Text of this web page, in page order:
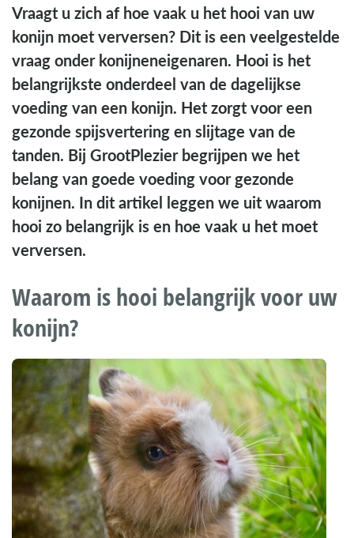
Vraagt u zich af hoe vaak u het hooi van uw
konijn moet verversen? Dit is een veelgestelde
vraag onder konijneneigenaren. Hooi is het
belangrijkste onderdeel van de dagelijkse
voeding van een konijn. Het zorgt voor een
gezonde spijsvertering en slijtage van de
tanden. Bij GrootPlezier begrijpen we het
belang van goede voeding voor gezonde
konijnen. In dit artikel leggen we uit waarom
hooi zo belangrijk is en hoe vaak u het moet
verversen.
Waarom is hooi belangrijk voor uw
konijn?